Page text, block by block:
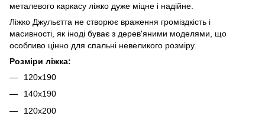
металевого каркасу ліжко дуже міцне і надійне.
Ліжко Джульєтта не створює враження громіздкість і
масивності, як іноді буває з дерев'яними моделями, що
особливо цінно для спальні невеликого розміру.
Розміри ліжка:
120х190
140х190
120х200